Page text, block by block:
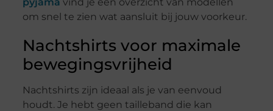
om snel te zien wat aansluit bij jouw voorkeur.
Nachtshirts voor maximale
bewegingsvrijheid
Nachtshirts zijn ideaal als je van eenvoud
houdt. Je hebt geen tailleband die kan